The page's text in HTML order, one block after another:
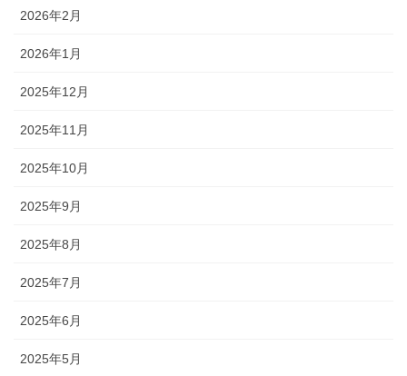
2026年2月
2026年1月
2025年12月
2025年11月
2025年10月
2025年9月
2025年8月
2025年7月
2025年6月
2025年5月